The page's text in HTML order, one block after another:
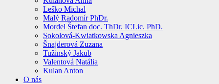
Leško Michal
Malý Radomír PhDr.
Mordel Štefan doc. ThDr. ICLic. PhD.
Sokolová-Kwiatkowska Agnieszka
Šnajderová Zuzana
Tužinský Jakub
Valentová Natália
Kulan Anton
O nás